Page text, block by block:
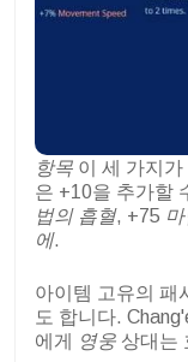
항목 이 세 가지
은 +10을 추가할
법의 흡혈, +75
에.
아이템 고유의 패
도 합니다.
에게
영웅 상대는